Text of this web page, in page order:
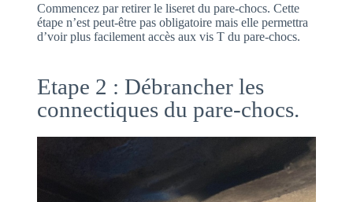
Commencez par retirer le liseret du pare-chocs. Cette
étape n’est peut-être pas obligatoire mais elle permettra
d’voir plus facilement accès aux vis T du pare-chocs.
Etape 2 : Débrancher les
connectiques du pare-chocs.